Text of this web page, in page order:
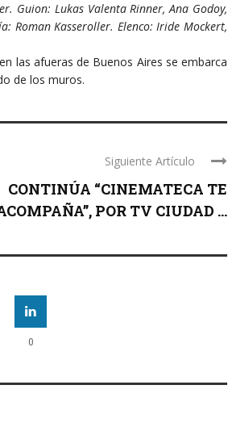
Guion: Lukas Valenta Rinner, Ana Godoy,
Roman Kasseroller. Elenco: Iride Mockert,
las afueras de Buenos Aires se embarca
de los muros.
Siguiente Artículo
CONTINÚA “CINEMATECA TE
POR TV CIUDAD ...
0